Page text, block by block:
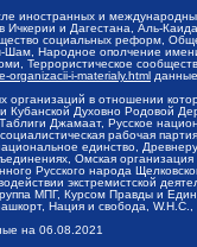
иностранных и
и Дагестана, Аль-
социальных реформ,
Шам, Народное ополчение
Террористическое
organizacii-i-materialy.html
в отношении
Духовно Родовой
Джамаат, Русское
рабочая
единство,
Омская
Русского народа
экстремистской
МПГ, Курсом Правды и
Нация и свобода,
на 06.08.2021